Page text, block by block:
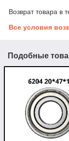
Возврат товара в
Все условия
Подобные